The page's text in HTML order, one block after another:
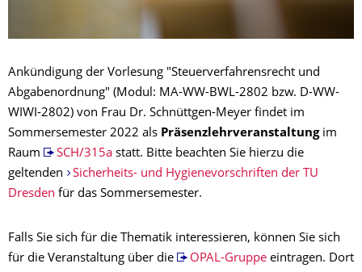
Ankündigung der Vorlesung "Steuerverfahrensrecht und
Abgabenordnung" (Modul: MA-WW-BWL-2802 bzw. D-WW-
WIWI-2802) von Frau Dr. Schnüttgen-Meyer findet im
Sommersemester 2022 als Präsenzlehrveranstaltungim
Raum
SCH/315astatt. Bitte beachten Sie hierzu die
geltenden
Sicherheits- und Hygienevorschriften der TU
Dresden für das Sommersemester.
Falls Sie sich für die Thematik interessieren, können Sie sich
für die Veranstaltung über die
OPAL-Gruppeeintragen. Dort